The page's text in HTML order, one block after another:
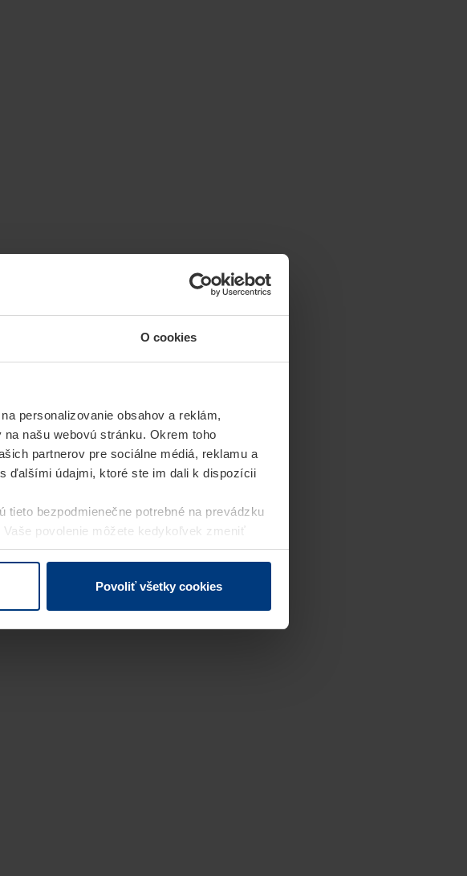
O cookies
personalizovanie obsahov a reklám,
našu webovú stránku. Okrem toho
partnerov pre sociálne médiá, reklamu a
ďalšími údajmi, ktoré ste im dali k dispozícii
bezpodmienečne potrebné na prevádzku
povolenie môžete kedykoľvek zmeniť
údajovnašej webovej stránky.
Povoliť všetky cookies